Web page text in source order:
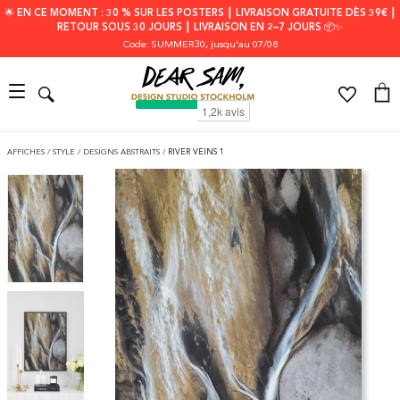
🌟 EN CE MOMENT : 30 % SUR LES POSTERS ┃ LIVRAISON GRATUITE DÈS 39€ ┃
RETOUR SOUS 30 JOURS ┃ LIVRAISON EN 2–7 JOURS 📦✨
Code: SUMMER30, jusqu'au 07/08
AFFICHES / STYLE / DESIGNS ABSTRAITS / RIVER VEINS 1